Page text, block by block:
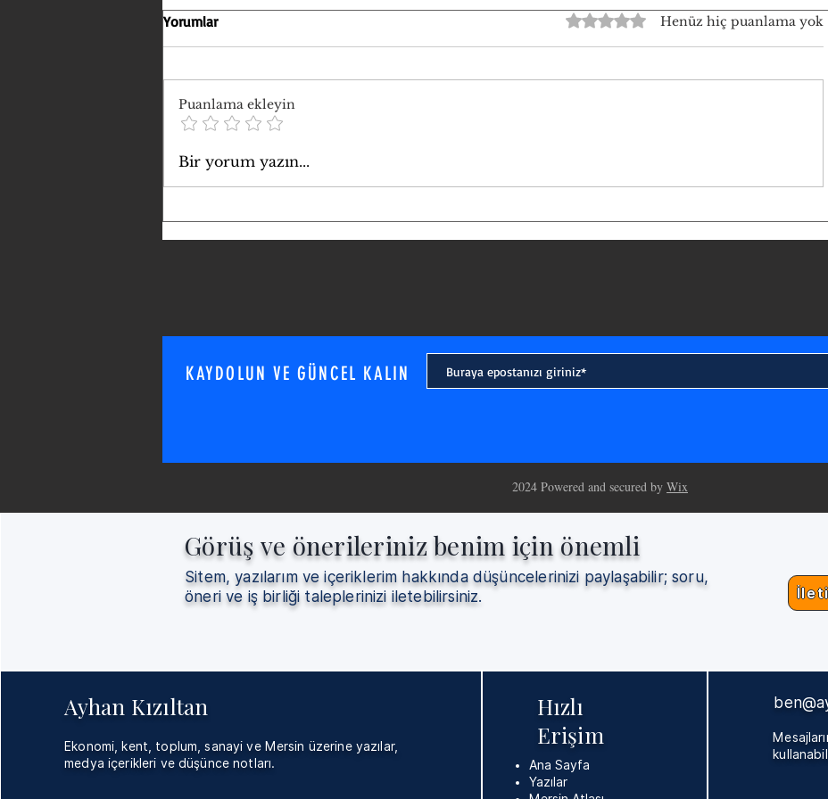
SİYASET SALONLARDAN
Yorumlar 5 üzerinden 0 yıldızHenüz hiç puanlama yok
Puanlama ekleyin
Bir yorum yazın...
KAYDOLUN VE GÜNCEL KALIN
2024 Powered and secured by Wix
Görüş ve önerileriniz benim için önemli
Sitem, yazılarım ve içeriklerim hakkında düşüncelerinizi paylaşabilir; soru,
öneri ve iş birliği taleplerinizi iletebilirsiniz.
Ayhan Kızıltan
Ekonomi, kent, toplum, sanayi ve Mersin üzerine yazılar,
medya içerikleri ve düşünce notları.
Hızlı
Erişim
Ana Sayfa
Yazılar